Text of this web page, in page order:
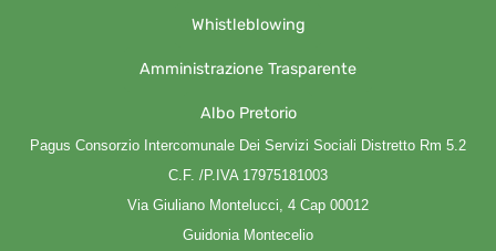
Whistleblowing
Amministrazione Trasparente
Albo Pretorio
Pagus Consorzio Intercomunale Dei Servizi Sociali Distretto Rm 5.2
C.F. /P.IVA 17975181003
Via Giuliano Montelucci, 4 Cap 00012
Guidonia Montecelio